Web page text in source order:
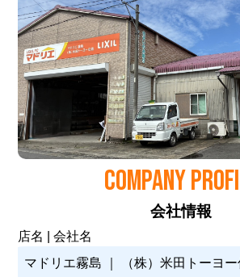
COMPANY
会社情報
店名 | 会社名
マドリエ霧島 ｜ （株）米田トーヨー